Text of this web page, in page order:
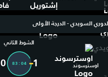
الدوري السويدي - الدرجة الأولى
اوسترسوند
الشوط الثاني
1
83:04
0